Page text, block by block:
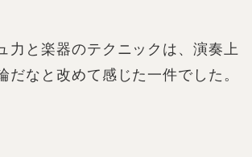
力と楽器のテクニックは、演奏上
だなと改めて感じた一件でした。